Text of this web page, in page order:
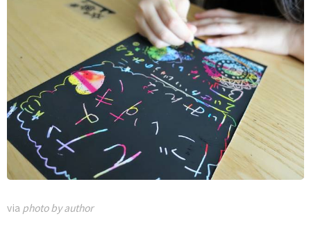
via photo by author